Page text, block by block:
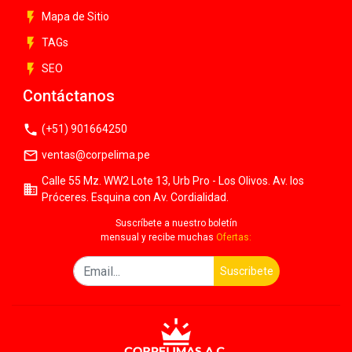
flash_on Mapa de Sitio
flash_on TAGs
flash_on SEO
Contáctanos
phone (+51) 901664250
mail_outline ventas@corpelima.pe
business
Calle 55 Mz. WW2 Lote 13, Urb Pro - Los Olivos. Av. los
Próceres. Esquina con Av. Cordialidad.
Suscríbete a nuestro boletín
mensual y recibe muchas Ofertas:
Suscribete